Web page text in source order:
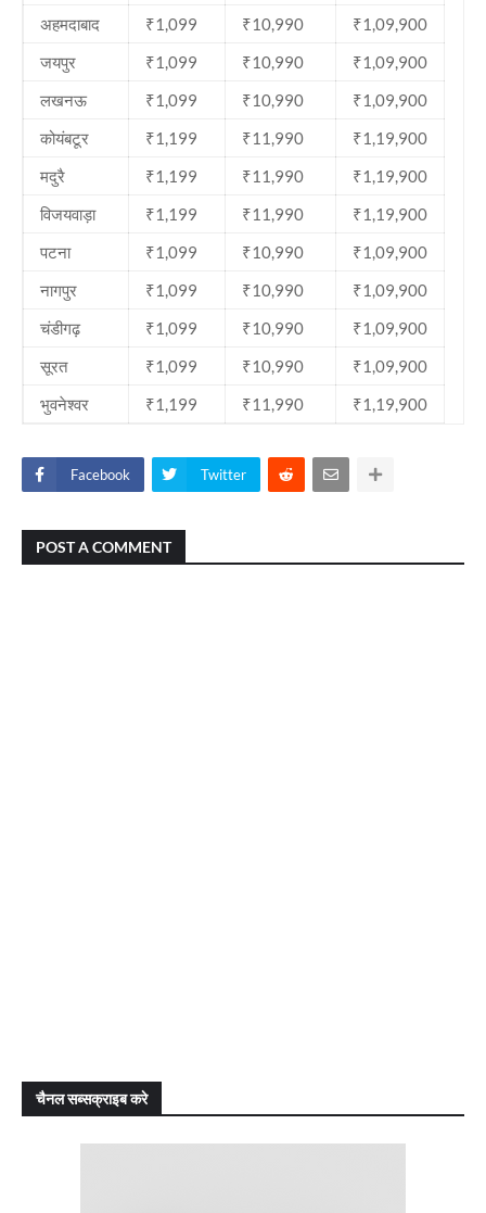
अहमदाबाद
₹1,099 ₹10,990
₹1,09,900
जयपुर
₹1,099 ₹10,990
₹1,09,900
लखनऊ
₹1,099 ₹10,990
₹1,09,900
कोयंबटूर
₹1,199 ₹11,990
₹1,19,900
मदुरै
₹1,199 ₹11,990
₹1,19,900
विजयवाड़ा
₹1,199 ₹11,990
₹1,19,900
पटना
₹1,099 ₹10,990
₹1,09,900
नागपुर
₹1,099 ₹10,990
₹1,09,900
चंडीगढ़
₹1,099 ₹10,990
₹1,09,900
सूरत
₹1,099 ₹10,990
₹1,09,900
भुवनेश्वर
₹1,199 ₹11,990 ₹1,19,900
Facebook Twitter
POST A COMMENT
चैनल सब्सक्राइब करे